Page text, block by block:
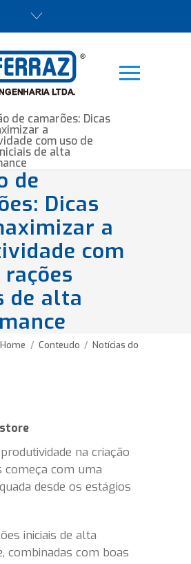
de
Dicas
a
com
de alta
Home / Conteudo / Notícias do
na criação
começa com uma
desde os estágios
iniciais de alta
combinadas com boas